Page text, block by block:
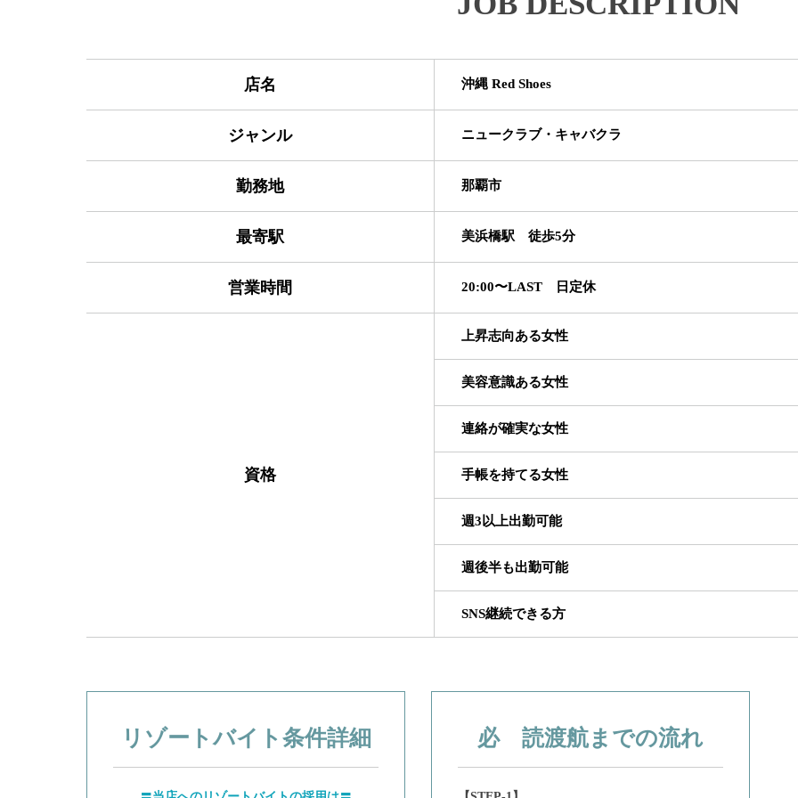
店名 沖縄 Red Shoes
ジャンル ニュークラブ・キャバクラ
勤務地 那覇市
最寄駅 美浜橋駅 徒歩5分
営業時間 20:00〜LAST 日定休
資格
上昇志向ある女性
美容意識ある女性
連絡が確実な女性
手帳を持てる女性
週3以上出勤可能
週後半も出勤可能
SNS継続できる方
リゾートバイト 条件詳細 必 読渡航までの流れ